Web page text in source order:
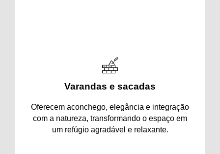
Varandas e sacadas
Oferecem aconchego, elegância e integração
com a natureza, transformando o espaço em
um refúgio agradável e relaxante.